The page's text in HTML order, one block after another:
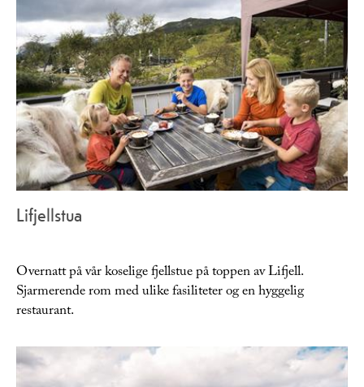
Lifjellstua
Overnatt på vår koselige fjellstue på toppen av Lifjell.
Sjarmerende rom med ulike fasiliteter og en hyggelig
restaurant.